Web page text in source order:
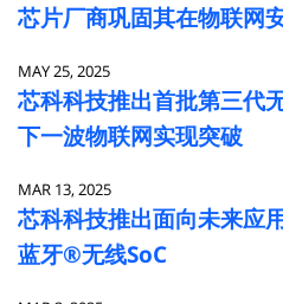
芯片厂商巩固其在物联网
MAY 25, 2025
芯科科技推出首批第三代
下一波物联网实现突破
MAR 13, 2025
芯科科技推出面向未来应
蓝牙®无线SoC